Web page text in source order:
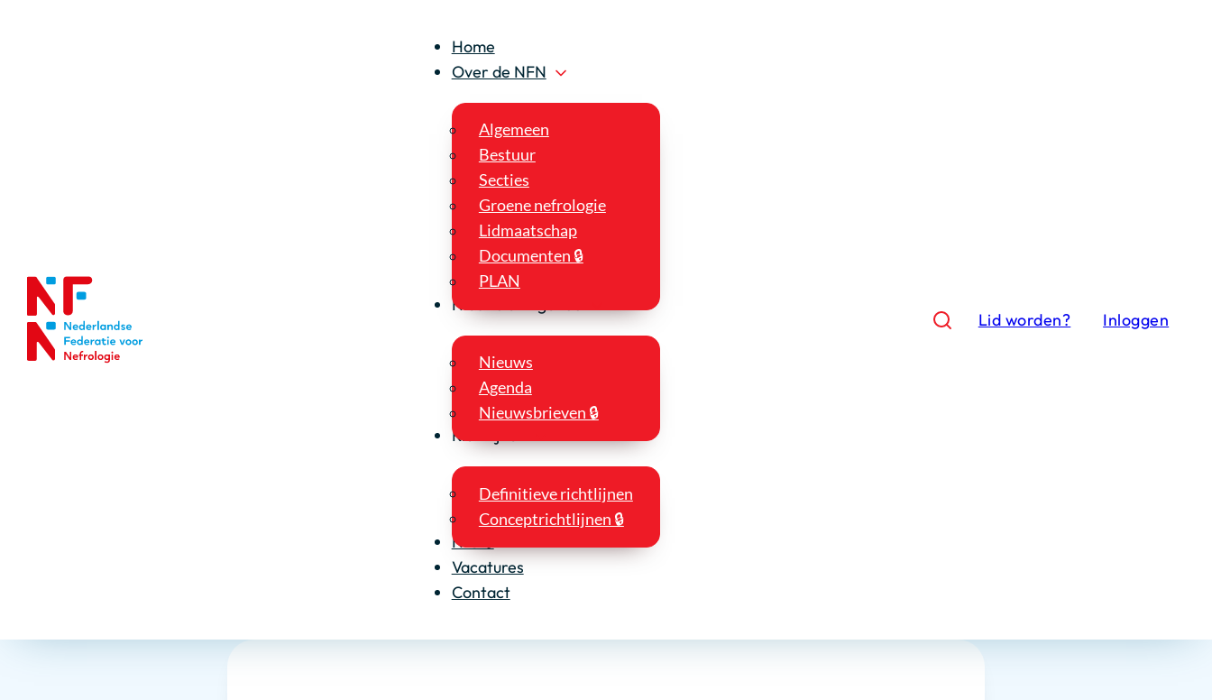
Home
Over de NFN
Algemeen
Bestuur
Secties
Groene nefrologie
Lidmaatschap
Documenten 🔒
PLAN
Nieuws en Agenda
Nieuws
Agenda
Nieuwsbrieven 🔒
Richtlijnen
Definitieve richtlijnen
Conceptrichtlijnen 🔒
NIO 🔒
Vacatures
Contact
Lid worden? Inloggen